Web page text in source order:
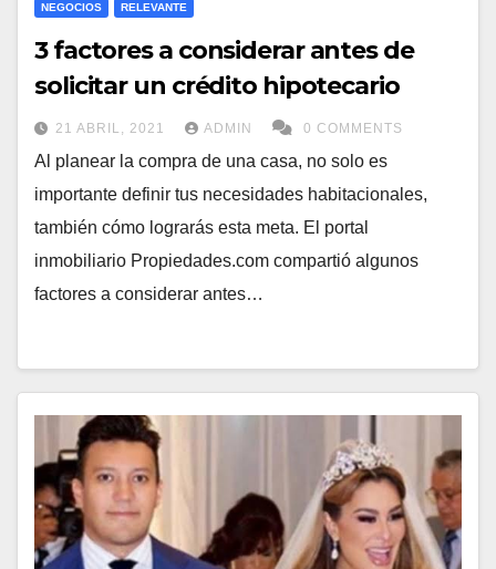
NEGOCIOS RELEVANTE
3 factores a considerar antes de
solicitar un crédito hipotecario
21 ABRIL, 2021 ADMIN 0 COMMENTS
Al planear la compra de una casa, no solo es
importante definir tus necesidades habitacionales,
también cómo lograrás esta meta. El portal
inmobiliario Propiedades.com compartió algunos
factores a considerar antes…